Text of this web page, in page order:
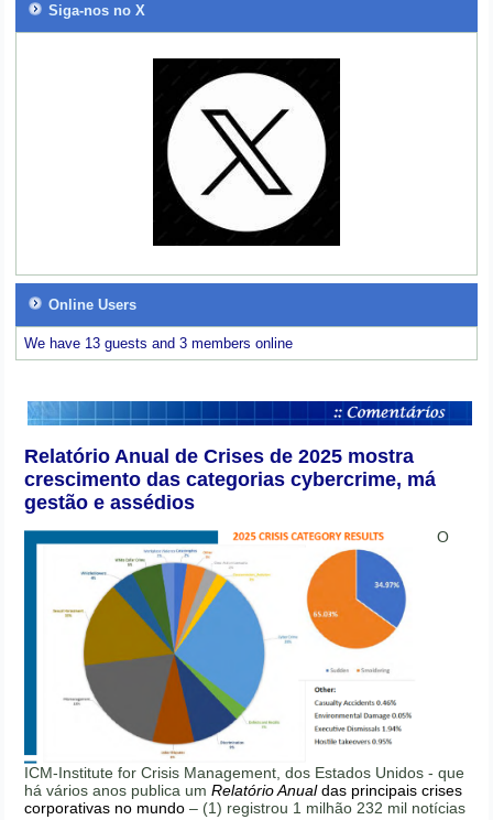
Siga-nos no X
Online Users
We have 13 guests and 3 members online
Relatório Anual de Crises de 2025 mostra
crescimento das categorias cybercrime, má
gestão e assédios
O
ICM-Institute for Crisis Management, dos Estados Unidos - que
há vários anos publica umRelatório Anualdas principais crises
corporativas no mundo – (1) registrou 1 milhão 232 mil notícias